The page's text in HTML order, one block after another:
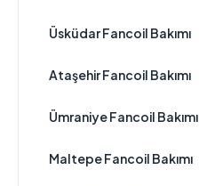
Üsküdar Fancoil Bakımı
Ataşehir Fancoil Bakımı
Ümraniye Fancoil Bakımı
Maltepe Fancoil Bakımı